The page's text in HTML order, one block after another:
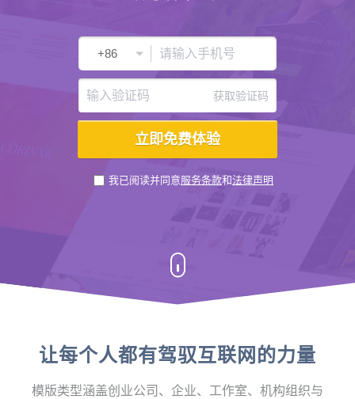
获取验证码
我已阅读并同意服务条款和法律声明
让每个人都有驾驭互联网的力量
模版类型涵盖创业公司、企业、工作室、机构组织与